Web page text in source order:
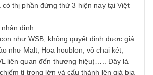
chung của chúng tôi là vậy, nếu có
tôi sẽ trả lời bên trong ấn phẩm
anh nhé! Chúc anh cuối tuần vui vẻ.